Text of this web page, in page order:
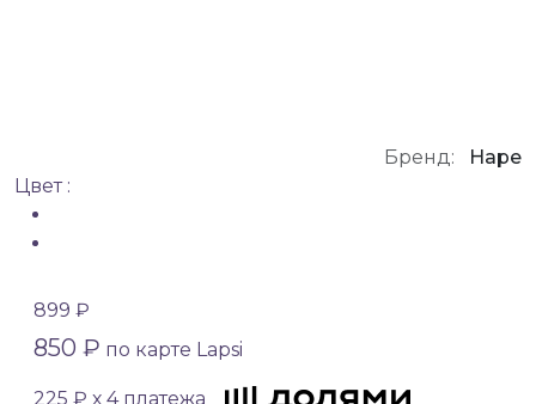
Бренд:
Hape
Цвет :
899 ₽
850 ₽ по карте Lapsi
225 ₽ х 4 платежа